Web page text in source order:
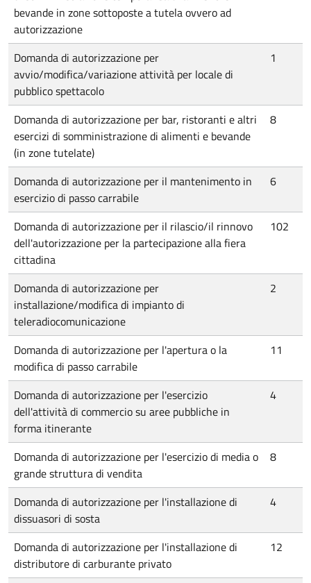
bevande in zone sottoposte a tutela ovvero ad
autorizzazione
Domanda di autorizzazione per
avvio/modifica/variazione attività per locale di
pubblico spettacolo
1
Domanda di autorizzazione per bar, ristoranti e altri
esercizi di somministrazione di alimenti e bevande
(in zone tutelate)
8
Domanda di autorizzazione per il mantenimento in
esercizio di passo carrabile
6
Domanda di autorizzazione per il rilascio/il rinnovo
dell'autorizzazione per la partecipazione alla fiera
cittadina
102
Domanda di autorizzazione per
installazione/modifica di impianto di
teleradiocomunicazione
2
Domanda di autorizzazione per l'apertura o la
modifica di passo carrabile
11
Domanda di autorizzazione per l'esercizio
dell'attività di commercio su aree pubbliche in
forma itinerante
4
Domanda di autorizzazione per l'esercizio di media o
grande struttura di vendita
8
Domanda di autorizzazione per l'installazione di
dissuasori di sosta
4
Domanda di autorizzazione per l'installazione di
distributore di carburante privato
12